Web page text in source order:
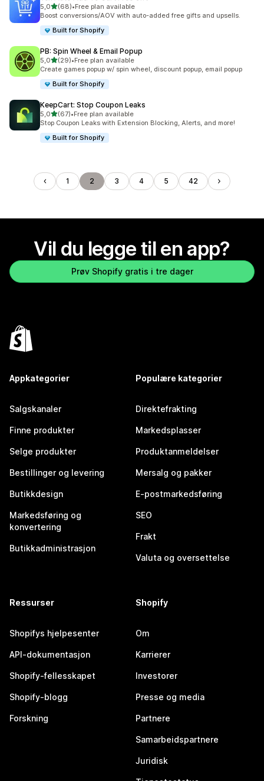
5,0av 5 stjerner
(68)
Totalt 68 omtaler
•Free plan available
Boost conversions/AOV with auto-added free gifts and upsells.
Built for Shopify
PB: Spin Wheel & Email Popup
5,0av 5 stjerner
(29)
Totalt 29 omtaler
•Free plan available
Create games popup w/ spin wheel, discount popup, email popup
Built for Shopify
KeepCart: Stop Coupon Leaks
5,0av 5 stjerner
(67)
Totalt 67 omtaler
•Free plan available
Stop Coupon Leaks with Extension Blocking, Alerts, and more!
Built for Shopify
1 2 3 4 5 42
Vil du legge til en app?
Prøv Shopify gratis i tre dager
Appkategorier
Salgskanaler
Finne produkter
Selge produkter
Bestillinger og levering
Butikkdesign
Markedsføring og
konvertering
Butikkadministrasjon
Populære kategorier
Direktefrakting
Markedsplasser
Produktanmeldelser
Mersalg og pakker
E-postmarkedsføring
SEO
Frakt
Valuta og oversettelse
Ressurser
Shopifys hjelpesenter
API-dokumentasjon
Shopify-fellesskapet
Shopify-blogg
Forskning
Shopify
Om
Karrierer
Investorer
Presse og media
Partnere
Samarbeidspartnere
Juridisk